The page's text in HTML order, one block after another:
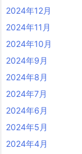
2024年12月
2024年11月
2024年10月
2024年9月
2024年8月
2024年7月
2024年6月
2024年5月
2024年4月